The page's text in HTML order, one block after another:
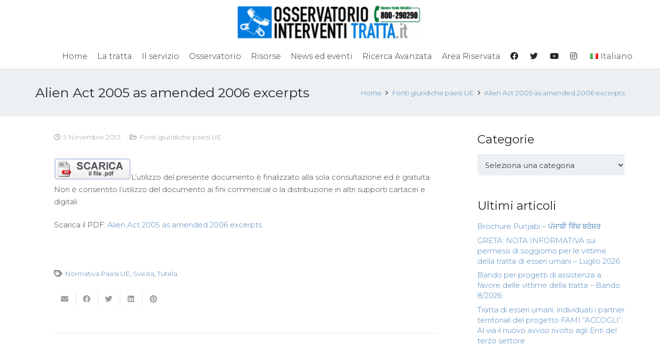
Home La tratta Il servizio Osservatorio Risorse News ed eventi Ricerca Avanzata Area Riservata Italiano
Alien Act 2005 as amended 2006 excerpts Home Fonti giuridiche paesi UE Alien Act 2005 as amended 2006 excerpts
5 Novembre 2013 Fonti giuridiche paesi UE
L’utilizzo del presente documento è finalizzato alla sola consultazione ed è gratuita.
Non è consentito l’utilizzo del documento ai fini commercial o la distribuzione in altri supporti cartacei e
digitali.
Scarica il PDF: Alien Act 2005 as amended 2006 excerpts
Normativa Paesi UE Svezia ,Tutela
Categorie
Categorie
Ultimi articoli
Brochure Punjabi – ਪੰਜਾਬੀ ਵਿੱਚ ਬਰੋਸ਼ਰ
GRETA: NOTA INFORMATIVA sui
permessi di soggiorno per le vittime
della tratta di esseri umani – Luglio 2026
Bando per progetti di assistenza a
favore delle vittime della tratta – Bando
8/2026
Tratta di esseri umani: individuati i partner
territoriali del progetto FAMI “ACCOGLI”.
Al via il nuovo avviso rivolto agli Enti del
terzo settore